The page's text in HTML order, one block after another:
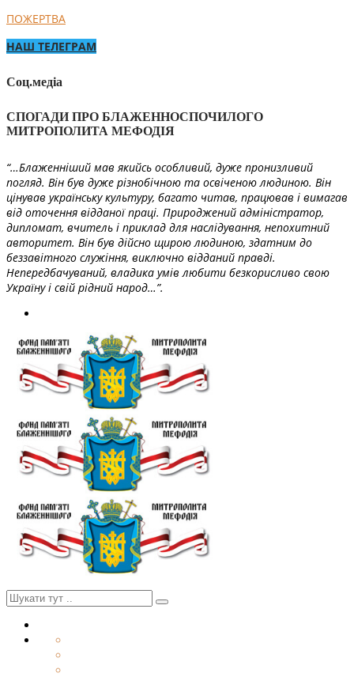
ПОЖЕРТВА
НАШ ТЕЛЕГРАМ
Соц.медіа
СПОГАДИ ПРО БЛАЖЕННОСПОЧИЛОГО
МИТРОПОЛИТА МЕФОДІЯ
“…Блаженніший мав якийсь особливий, дуже пронизливий
погляд. Він був дуже різнобічною та освіченою людиною. Він
цінував українську культуру, багато читав, працював і вимагав
від оточення відданої праці. Природжений адміністратор,
дипломат, вчитель і приклад для наслідування, непохитний
авторитет. Він був дійсно щирою людиною, здатним до
беззавітного служіння, виключно відданий правді.
Непередбачуваний, владика умів любити безкорисливо свою
Україну і свій рідний народ…”.